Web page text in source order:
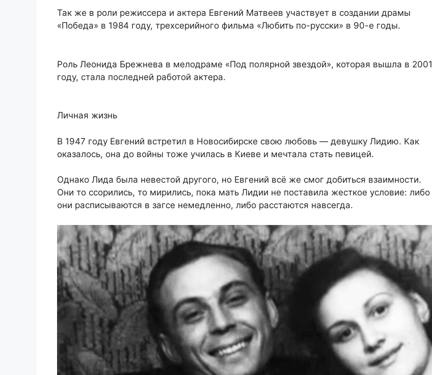
Так же в роли режиссера и актера Евгений Матвеев участвует в создании драмы
«Победа» в 1984 году, трехсерийного фильма «Любить по-русски» в 90-е годы.
Роль Леонида Брежнева в мелодраме «Под полярной звездой», которая вышла в 2001
году, стала последней работой актера.
Личная жизнь
В 1947 году Евгений встретил в Новосибирске свою любовь — девушку Лидию. Как
оказалось, она до войны тоже училась в Киеве и мечтала стать певицей.
Однако Лида была невестой другого, но Евгений всё же смог добиться взаимности.
Они то ссорились, то мирились, пока мать Лидии не поставила жесткое условие: либо
они расписываются в загсе немедленно, либо расстаются навсегда.